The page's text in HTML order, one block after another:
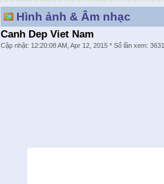
Hình ảnh & Âm nhạc
Canh Dep Viet Nam
Cập nhật: 12:20:08 AM, Apr 12, 2015 * Số lần xem: 3631